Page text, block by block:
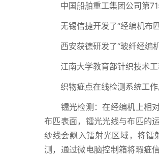
中国船舶重工集团公司第
无锡信捷开发了“经编机布
西安获德研发了“玻纤经编
江南大学教育部针织技术工
织物疵点在线检测系统工作
镭光检测：在经编机上相对
布匹表面，镭光光线与布匹的
纱线会飘入镭射光区域，将镭
测，通过微电脑控制箱将瑕疵